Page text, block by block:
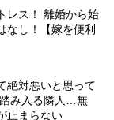
レス！ 離婚から始
なし！【嫁を便利
絶対悪いと思って
み入る隣人…無
止まらない